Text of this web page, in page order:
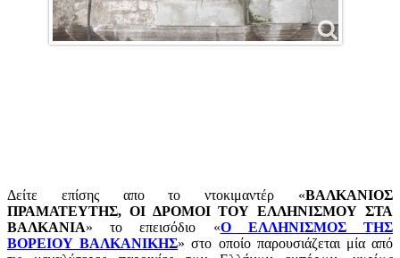
Δείτε επίσης απο το ντοκιμαντέρ «ΒΑΛΚΑΝΙΟΣ
ΠΡΑΜΑΤΕΥΤΗΣ, ΟΙ ΔΡΟΜΟΙ ΤΟΥ ΕΛΛΗΝΙΣΜΟΥ ΣΤΑ
ΒΑΛΚΑΝΙΑ» το επεισόδιο «Ο ΕΛΛΗΝΙΣΜΟΣ ΤΗΣ
ΒΟΡΕΙΟΥ ΒΑΛΚΑΝΙΚΗΣ» στο οποίο παρουσιάζεται μία από